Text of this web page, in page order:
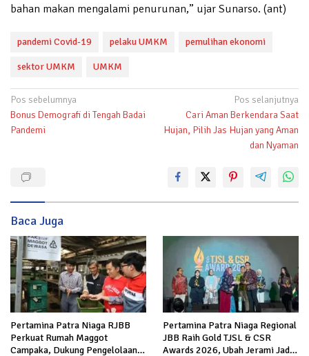
bahan makan mengalami penurunan,” ujar Sunarso. (ant)
pandemi Covid-19 pelaku UMKM pemulihan ekonomi
sektor UMKM UMKM
Navigasi
pos
Pos sebelumnya
Bonus Demografi di Tengah Badai
Pandemi
Pos selanjutnya
Cari Aman Berkendara Saat
Hujan, Pilih Jas Hujan yang Aman
dan Nyaman
Baca Juga
Pertamina Patra Niaga RJBB
Perkuat Rumah Maggot
Campaka, Dukung Pengelolaan
Pertamina Patra Niaga Regional
JBB Raih Gold TJSL & CSR
Awards 2026, Ubah Jerami Jadi